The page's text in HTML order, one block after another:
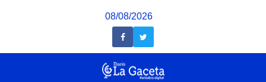
08/08/2026